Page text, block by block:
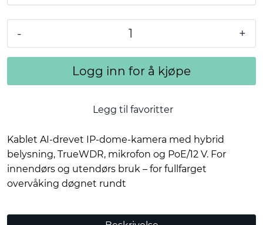
- +
Logg inn for å kjøpe
Legg til favoritter
Kablet AI-drevet IP-dome-kamera med hybrid
belysning, TrueWDR, mikrofon og PoE/12 V. For
innendørs og utendørs bruk – for fullfarget
overvåking døgnet rundt